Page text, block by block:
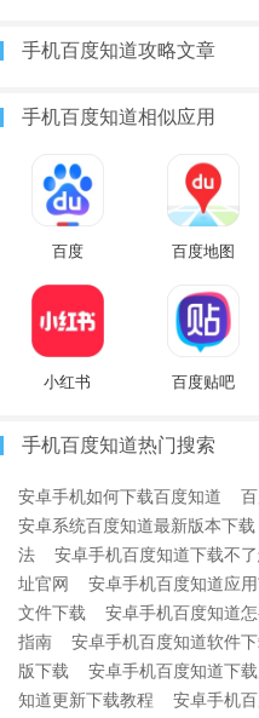
手机百度知道攻略文章
手机百度知道相似应用
百度 百度地图
小红书 百度贴吧
手机百度知道热门搜索
安卓手机如何下载百度知道
安卓系统百度知道最新版本下载
法
安卓手机百度知道下载不
址官网
安卓手机百度知道应
文件下载
安卓手机百度知道
指南
安卓手机百度知道软件
版下载
安卓手机百度知道下
知道更新下载教程
安卓手机